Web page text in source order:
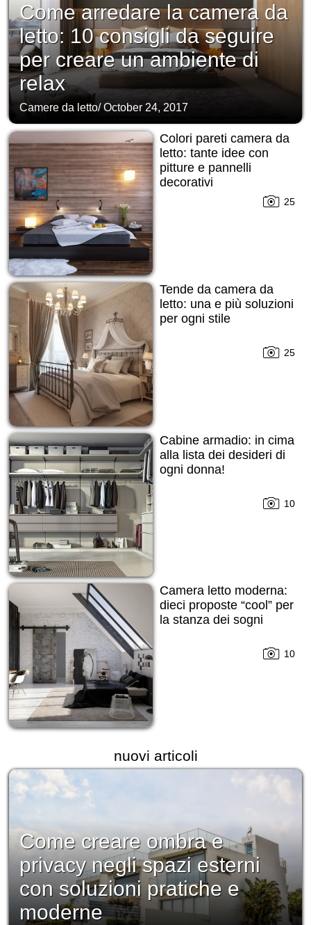
Come arredare la camera da
letto: 10 consigli da seguire
per creare un ambiente di
relax
Camere da letto/October 24, 2017
Colori pareti camera da
letto: tante idee con
pitture e pannelli
decorativi
25
Tende da camera da
letto: una e più soluzioni
per ogni stile
25
Cabine armadio: in cima
alla lista dei desideri di
ogni donna!
10
Camera letto moderna:
dieci proposte “cool” per
la stanza dei sogni
10
nuovi articoli
Come creare ombra e
privacy negli spazi esterni
con soluzioni pratiche e
moderne